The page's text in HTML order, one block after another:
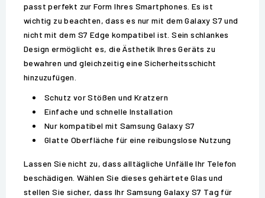
passt perfekt zur Form Ihres Smartphones. Es ist
wichtig zu beachten, dass es nur mit dem Galaxy S7 und
nicht mit dem S7 Edge kompatibel ist. Sein schlankes
Design ermöglicht es, die Ästhetik Ihres Geräts zu
bewahren und gleichzeitig eine Sicherheitsschicht
hinzuzufügen.
Schutz vor Stößen und Kratzern
Einfache und schnelle Installation
Nur kompatibel mit Samsung Galaxy S7
Glatte Oberfläche für eine reibungslose Nutzung
Lassen Sie nicht zu, dass alltägliche Unfälle Ihr Telefon
beschädigen. Wählen Sie dieses gehärtete Glas und
stellen Sie sicher, dass Ihr Samsung Galaxy S7 Tag für